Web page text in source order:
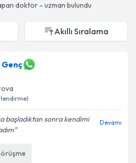
doktor - uzman bulundu
Akıllı Sıralama
Genç
başladıktan sonra kendimi
Devamı